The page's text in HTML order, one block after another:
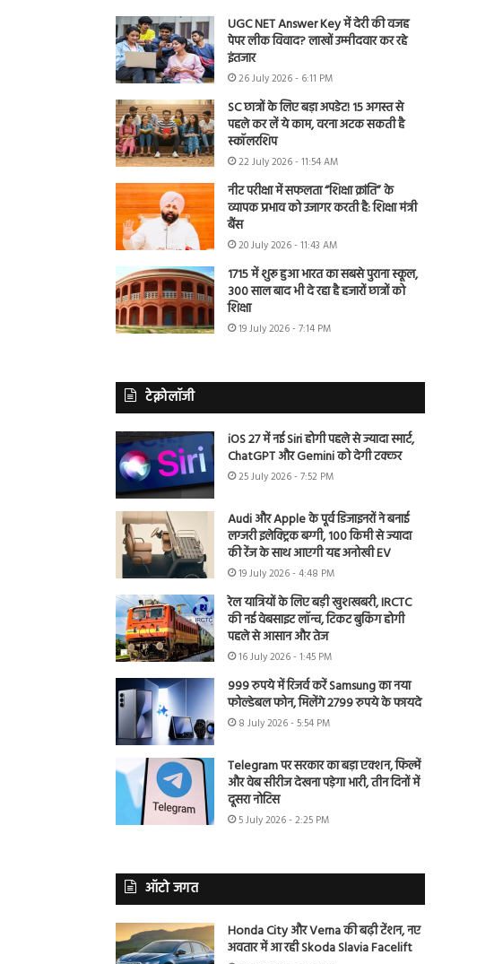
UGC NET Answer Key में देरी की वजह
पेपर लीक विवाद? लाखों उम्मीदवार कर रहे
इंतजार
26 July 2026 - 6:11 PM
SC छात्रों के लिए बड़ा अपडेट! 15 अगस्त से
पहले कर लें ये काम, वरना अटक सकती है
स्कॉलरशिप
22 July 2026 - 11:54 AM
नीट परीक्षा में सफलता “शिक्षा क्रांति” के
व्यापक प्रभाव को उजागर करती है: शिक्षा मंत्री
बैंस
20 July 2026 - 11:43 AM
1715 में शुरू हुआ भारत का सबसे पुराना स्कूल,
300 साल बाद भी दे रहा है हजारों छात्रों को
शिक्षा
19 July 2026 - 7:14 PM
टेक्नोलॉजी
iOS 27 में नई Siri होगी पहले से ज्यादा स्मार्ट,
ChatGPT और Gemini को देगी टक्कर
25 July 2026 - 7:52 PM
Audi और Apple के पूर्व डिजाइनरों ने बनाई
लग्जरी इलेक्ट्रिक बग्गी, 100 किमी से ज्यादा
की रेंज के साथ आएगी यह अनोखी EV
19 July 2026 - 4:48 PM
रेल यात्रियों के लिए बड़ी खुशखबरी, IRCTC
की नई वेबसाइट लॉन्च, टिकट बुकिंग होगी
पहले से आसान और तेज
16 July 2026 - 1:45 PM
999 रुपये में रिजर्व करें Samsung का नया
फोल्डेबल फोन, मिलेंगे 2799 रुपये के फायदे
8 July 2026 - 5:54 PM
Telegram पर सरकार का बड़ा एक्शन, फिल्में
और वेब सीरीज देखना पड़ेगा भारी, तीन दिनों में
दूसरा नोटिस
5 July 2026 - 2:25 PM
ऑटो जगत
Honda City और Verna की बढ़ी टेंशन, नए
अवतार में आ रही Skoda Slavia Facelift